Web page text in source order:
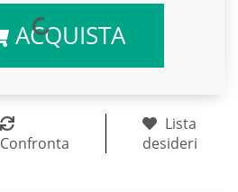
ACQUISTA
Confronta
Lista
desideri